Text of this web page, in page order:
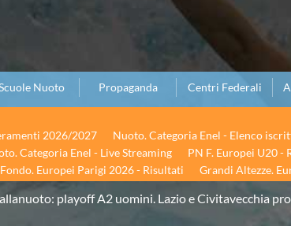
Nuoto Propaganda Centri Federali
2026/2027
Nuoto. Categoria Enel - Elenco
Categoria Enel - Live Streaming PN F. Europei U20 -
Fondo. Europei Parigi 2026 - Risultati Grandi Altezze.
playoff A2 uomini. Lazio e Civitavecchia